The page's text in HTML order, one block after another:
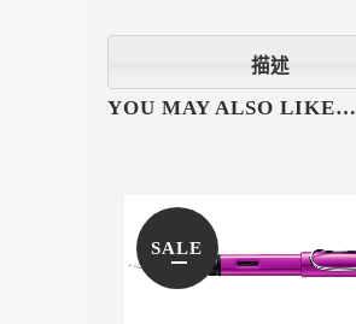
描述
YOU MAY ALSO LIKE…
SALE